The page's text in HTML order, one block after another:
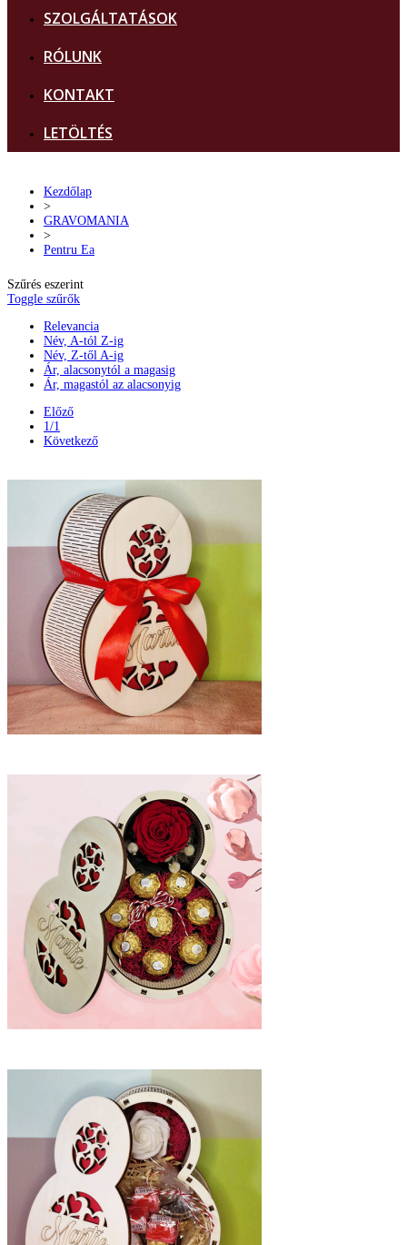
SZOLGÁLTATÁSOK
RÓLUNK
KONTAKT
LETÖLTÉS
Kezdőlap
>
GRAVOMANIA
>
Pentru Ea
Szűrés eszerint
Toggle szűrők
Relevancia
Név, A-tól Z-ig
Név, Z-től A-ig
Ár, alacsonytól a magasig
Ár, magastól az alacsonyig
Előző
1/1
Következő